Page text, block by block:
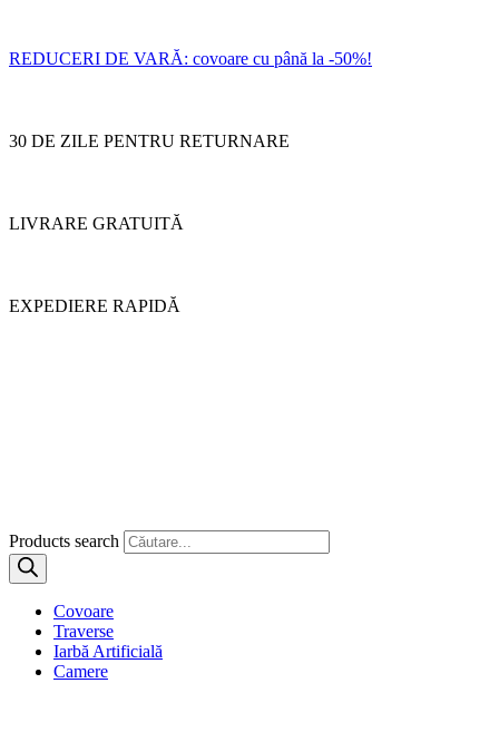
REDUCERI DE VARĂ: covoare cu până la -50%!
30 DE ZILE PENTRU RETURNARE
LIVRARE GRATUITĂ
EXPEDIERE RAPIDĂ
Products search
Covoare
Traverse
Iarbă Artificială
Camere